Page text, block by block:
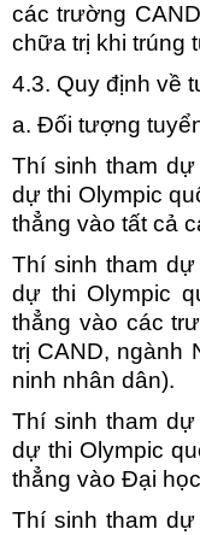
các trường
chữa trị khi trúng
4.3. Quy định về
a. Đối tượng
Thí sinh tham
dự thi Olympic
thẳng vào tất cả
Thí sinh tham
dự thi Olympic
thẳng vào các
trị CAND, ngành
ninh nhân dân).
Thí sinh tham
dự thi Olympic
thẳng vào Đại
Thí sinh tham